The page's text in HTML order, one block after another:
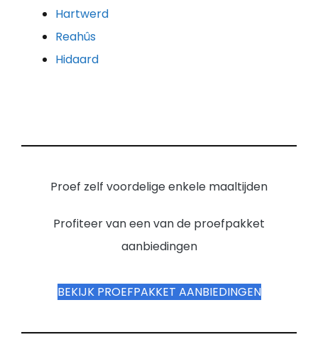
Hartwerd
Reahûs
Hidaard
Proef zelf voordelige enkele maaltijden
Profiteer van een van de proefpakket
aanbiedingen
BEKIJK PROEFPAKKET AANBIEDINGEN